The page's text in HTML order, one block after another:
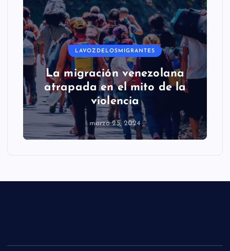
LAVOZDELOSMIGRANTES
La migración venezolana
atrapada en el mito de la
violencia
marzo 25, 2024